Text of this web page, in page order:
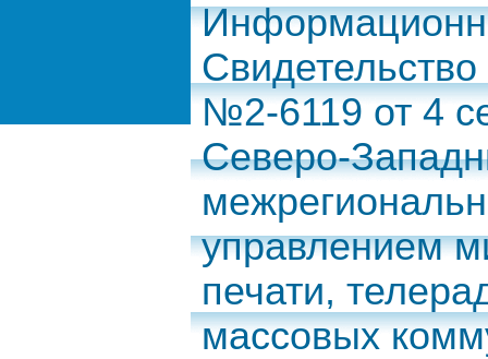
№2-6119 от 4
Северо-
управлением
печати,
массовых